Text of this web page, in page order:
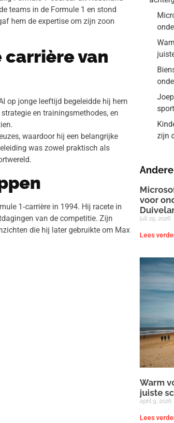
teams in de Formule 1 en stond
hem de expertise om zijn zoon
carrière van
op jonge leeftijd begeleidde hij hem
en trainingsmethodes, en
waardoor hij een belangrijke
was zowel praktisch als
1‑carrière in 1994. Hij racete in
van de competitie. Zijn
die hij later gebruikte om Max
zijn
voor
juli 29, 2026
Lees
Warm
juiste
april 9, 2026
Lees